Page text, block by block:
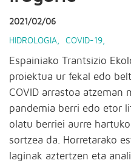
2021/02/06
HIDROLOGIA COVID-19
Espainiako Trantsizio
proiektua ur fekal edo
COVID arrastoa atzeman
pandemia berri edo etor
olatu berriei aurre
sortzea da. Horretarako
laginak aztertzen eta